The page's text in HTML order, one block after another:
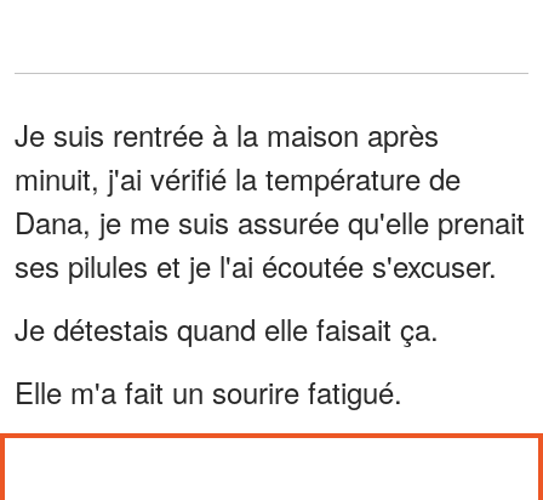
Je suis rentrée à la maison après
minuit, j'ai vérifié la température de
Dana, je me suis assurée qu'elle prenait
ses pilules et je l'ai écoutée s'excuser.
Je détestais quand elle faisait ça.
Elle m'a fait un sourire fatigué.